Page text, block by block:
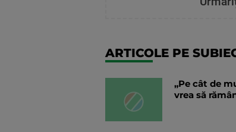
ARTICOLE PE
„Pe cât de
vrea să